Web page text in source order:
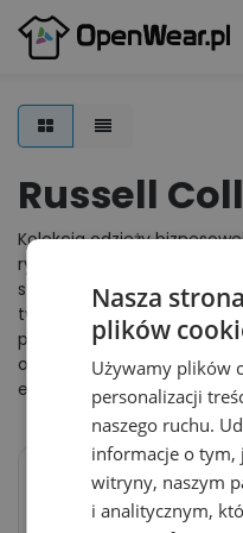
Russell
Kolekcja odzieży
rynek w 2004 roku. W
stawia na
tworzeniu ubrań
producent jest liderem
odzieży, który obejmuje
europejskich.
Koszula Damska Slim
Nasza
plików
Używamy plików
personalizacji
naszego ruchu.
informacje o tym,
witryny, naszym
i analitycznym,